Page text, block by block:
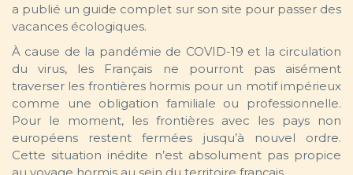
a publié un guide complet sur son site pour passer des
vacances écologiques.
À cause de la pandémie de COVID-19 et la circulation
du virus, les Français ne pourront pas aisément
traverser les frontières hormis pour un motif impérieux
comme une obligation familiale ou professionnelle.
Pour le moment, les frontières avec les pays non
européens restent fermées jusqu’à nouvel ordre.
Cette situation inédite n’est absolument pas propice